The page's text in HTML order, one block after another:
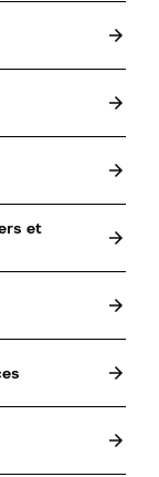
et